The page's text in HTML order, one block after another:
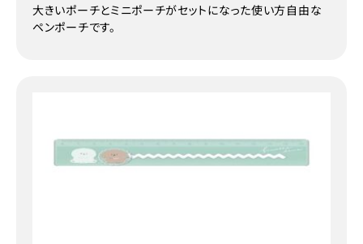
大きいポーチとミニポーチがセットになった使い方自由な
ペンポーチです。